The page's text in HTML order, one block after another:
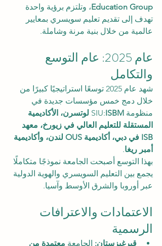
Education Group، وتلتزم برؤية واحدة
تهدف إلى تقديم تعليم سويسري بمعايير
عالمية من خلال بنية مرنة وشاملة.
عام 2025: عام التوسع
والتكامل
شهد عام 2025 توسعًا استراتيجيًا كبيرًا من
خلال دمج خمس مؤسسات جديدة في
منظومة SIU:
ISBM لوتسرن، الأكاديمية
المستقلة للتعليم العالي في زيورخ، معهد
ISB في دبي، أكاديمية OUS لندن، وأكاديمية
أمبر ريغا.
بهذا التوسع أصبحت الجامعة نموذجًا متكاملًا
يجمع بين التعليم السويسري والهوية الدولية
عبر أوروبا والشرق الأوسط وآسيا.
الاعتمادات والاعترافات
الرسمية
قيرغيزستان: الجامعة معتمدة من